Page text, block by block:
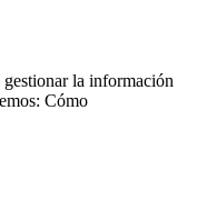
la información
Cómo